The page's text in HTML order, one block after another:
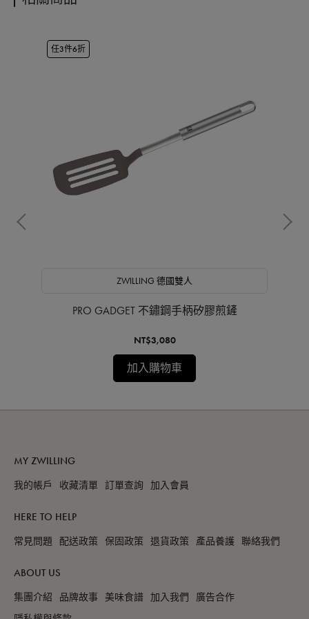
任3件6折
ZWILLING 德國雙人
PRO GADGET 不鏽鋼手柄矽膠煎鏟
NT$3,080
加入購物車
MY ZWILLING
我的帳戶 收藏清單 訂單查詢 加入會員
HERE TO HELP
常見問題 配送政策 保固政策 退貨政策 產品養護 聯絡我們
ABOUT US
集團介紹 品牌故事 美味食譜 加入我們
廣告合作